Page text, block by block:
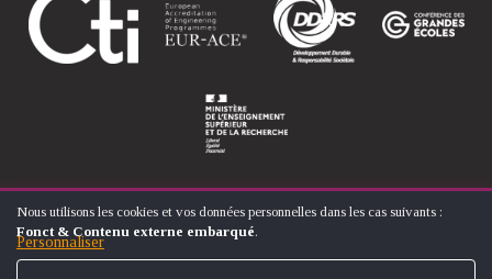
© ÉCOLE NATIONALE SUPÉRIEURE D'ARTS ET MÉTIERS
UTILISATION
DES
DONNÉES
Nous utilisons les cookies et vos données personnelles dans les cas suivants :
Fonct & Contenu externe embarqué.
Personnaliser